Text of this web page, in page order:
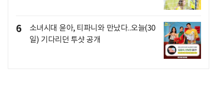
6
소녀시대 윤아, 티파니와 만났다..오늘(30
일) 기다리던 투샷 공개